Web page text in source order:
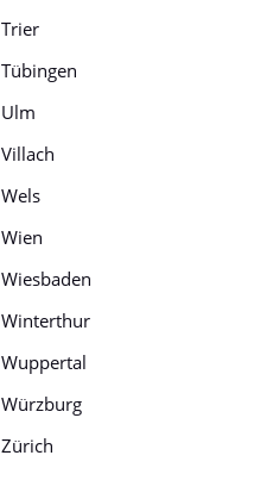
Trier
Tübingen
Ulm
Villach
Wels
Wien
Wiesbaden
Winterthur
Wuppertal
Würzburg
Zürich